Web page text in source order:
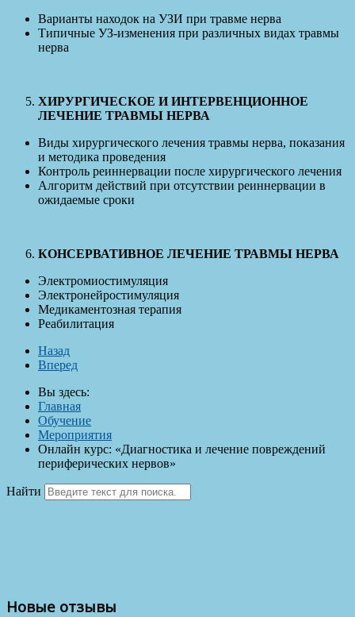
Варианты находок на УЗИ при травме нерва
Типичные УЗ-изменения при различных видах травмы
нерва
ХИРУРГИЧЕСКОЕ И ИНТЕРВЕНЦИОННОЕ
ЛЕЧЕНИЕ ТРАВМЫ НЕРВА
Виды хирургического лечения травмы нерва, показания
и методика проведения
Контроль реиннервации после хирургического лечения
Алгоритм действий при отсутствии реиннервации в
ожидаемые сроки
КОНСЕРВАТИВНОЕ ЛЕЧЕНИЕ ТРАВМЫ НЕРВА
Электромиостимуляция
Электронейростимуляция
Медикаментозная терапия
Реабилитация
Назад
Вперед
Вы здесь:
Главная
Обучение
Мероприятия
Онлайн курс: «Диагностика и лечение повреждений
периферических нервов»
Найти
Новые отзывы